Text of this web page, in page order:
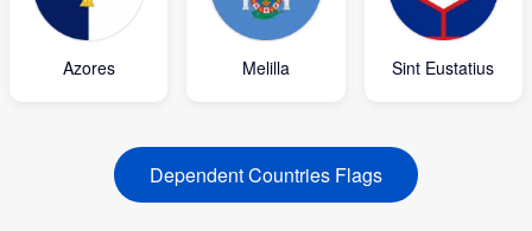
Azores Melilla Sint Eustatius
Dependent Countries Flags